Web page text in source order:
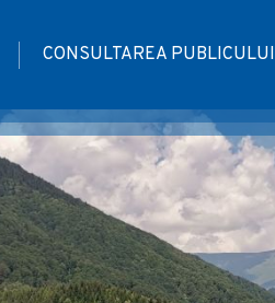
CONSULTAREA PUBLICULUI